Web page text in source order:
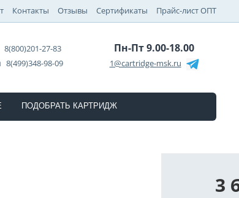
Контакты Отзывы Сертификаты Прайс-лист ОПТ
8(800)201-27-83
8(499)348-98-09
Пн-Пт 9.00-18.00
1@cartridge-msk.ru
ПОДОБРАТЬ КАРТРИДЖ
3